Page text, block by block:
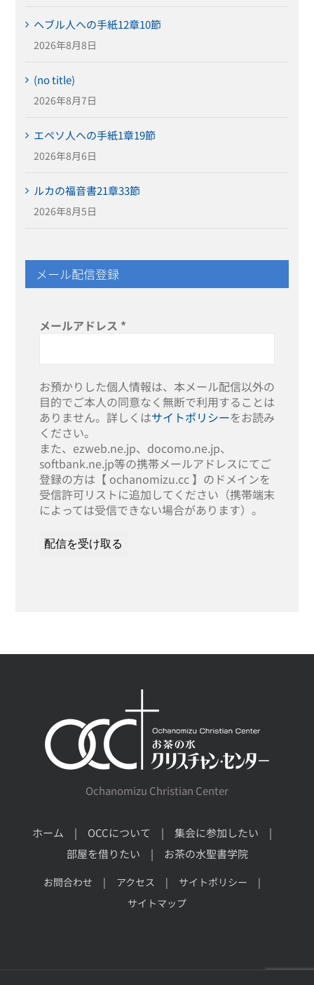
ヘブル人への手紙12章10節
2026年8月8日
(no title)
2026年8月7日
エペソ人への手紙1章19節
2026年8月6日
ルカの福音書21章33節
2026年8月5日
メール配信登録
メールアドレス *
お預かりした個人情報は、本メール配信以外の
目的でご本人の同意なく無断で利用することは
ありません。詳しくはサイトポリシーをお読み
ください。
また、ezweb.ne.jp、docomo.ne.jp、
softbank.ne.jp等の携帯メールアドレスにてご
登録の方は【 ochanomizu.cc 】のドメインを
受信許可リストに追加してください（携帯端末
によっては受信できない場合があります）。
Ochanomizu Christian Center
ホーム OCCについて
集会に参加したい
部屋を借りたい
お茶の水聖書学院
お問合わせ アクセス
サイトポリシー
サイトマップ